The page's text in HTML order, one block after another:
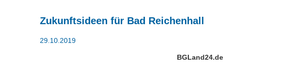
Zukunftsideen für Bad Reichenhall
29.10.2019
BGLand24.de